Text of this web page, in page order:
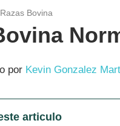
Razas Bovina
por Kevin Gonzalez
articulo